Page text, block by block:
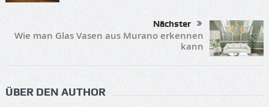
Nächster
Wie man Glas Vasen aus Murano erkennen
kann
ÜBER DEN AUTHOR